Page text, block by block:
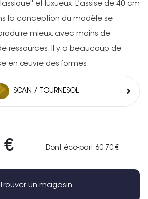
et luxueux. L’assise de 40 cm
la conception du modèle se
mieux, avec moins de
ressources. Il y a beaucoup de
en œuvre des formes.
SCAN / TOURNESOL
€ Dont éco-part 60,70 €
Trouver un magasin